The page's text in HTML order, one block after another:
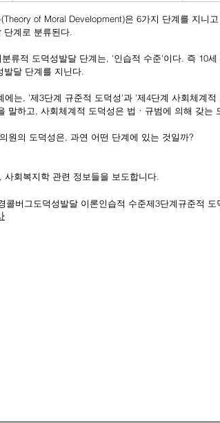
of Moral Development)은 6가지 단계를 지니
단계로 분류된다.
달 단계를 지닌다.
말하고, 사회체계적 도덕성은 법ㆍ규범에 의해 갖는
원의 도덕성은, 과연 어떤 단계에 있는 것일까?
회복지학 관련 정보들을 보도합니다.
콜버그 도덕성발달 이론인습적 수준제3단계규준적 도